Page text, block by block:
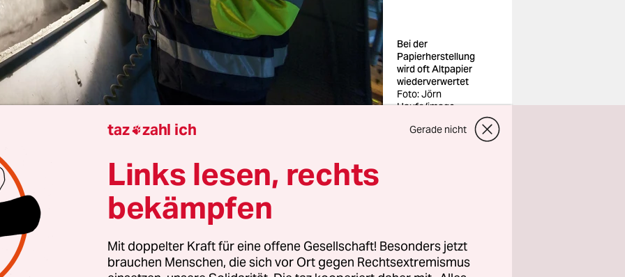
Bei der
Papierherstellung
wird oft Altpapier
wiederverwertet
Foto: Jörn
Haufe/imago
Gabel
lohnt sich nicht nur ökologisch: Eine
Instituts der deutschen Wirtschaft (IW) in Köln
von zehn Unternehmen im verarbeitenden Gewerbe
erfolgreich sind, wenn sie Maßnahmen zur
umsetzen. Ohne eine solche Ausrichtung ist es nur
taz zahl ich Gerade nicht
Links lesen, rechts
bekämpfen
Mit doppelter Kraft für eine offene Gesellschaft! Besonders jetzt
brauchen Menschen, die sich vor Ort gegen Rechtsextremismus